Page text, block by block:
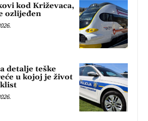
kod Križevaca,
ozlijeđen
detalje teške
u kojoj je život